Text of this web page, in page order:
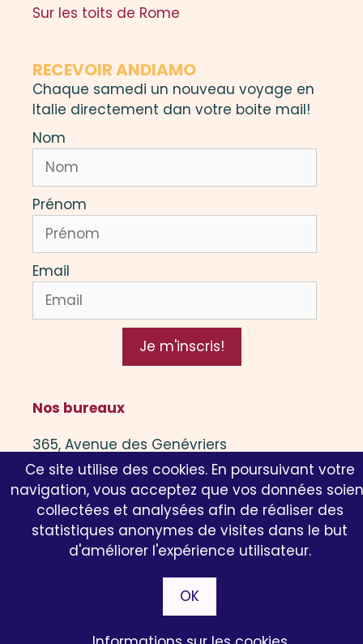
Sur les toits de Rome
RECEVOIR ANDIAMO
Chaque samedi un nouveau voyage en
Italie directement dan votre boite mail!
Nom
Prénom
Email
Je m'inscris!
Nos bureaux
365, Avenue des Genévriers
13 600 La Ciotat
Nous bureaux n'accueillent pas le public
droits réservés
© 2026 B. Italie• Construit avec GeneratePress
Ce site utilise des cookies. En poursuivant votre
navigation, vous acceptez que vos données
collectées et analysées afin de réaliser des
statistiques anonymes de visites dans le but
d'améliorer l'expérience utilisateur.
OK